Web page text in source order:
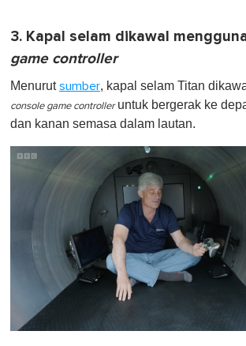
3. Kapal selam dikawal
game controller
Menurutsumber, kapal selam Titan
console game controlleruntuk bergerak ke
dan kanan semasa dalam lautan.